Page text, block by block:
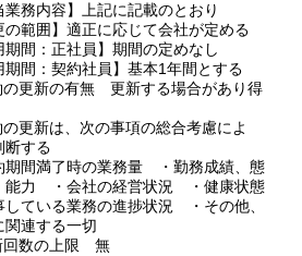
業務内容】上記に記載のとおり
の範囲】適正に応じて会社が定める
期間：正社員】期間の定めなし
期間：契約社員】基本1年間とする
の更新の有無 更新する場合があり得
更新は、次の事項の総合考慮によ
断する
期間満了時の業務量 ・勤務成績、態
力 ・会社の経営状況 ・健康状態
している業務の進捗状況 ・その他、
関連する一切
回数の上限 無